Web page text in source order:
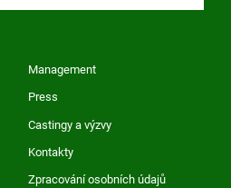
Management
Press
Castingy a výzvy
Kontakty
Zpracování osobních údajů